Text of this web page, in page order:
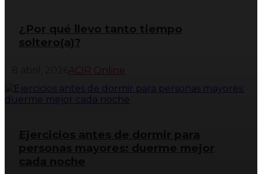
¿Por qué llevo tanto tiempo
soltero(a)?
ACIR Online